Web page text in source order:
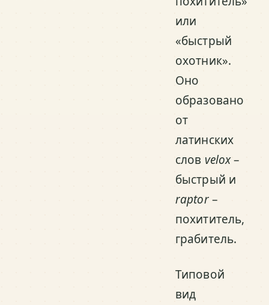
или
«быстрый
охотник».
Оно
образовано
от
латинских
слов velox–
быстрый и
raptor–
похититель,
грабитель.
Типовой
вид